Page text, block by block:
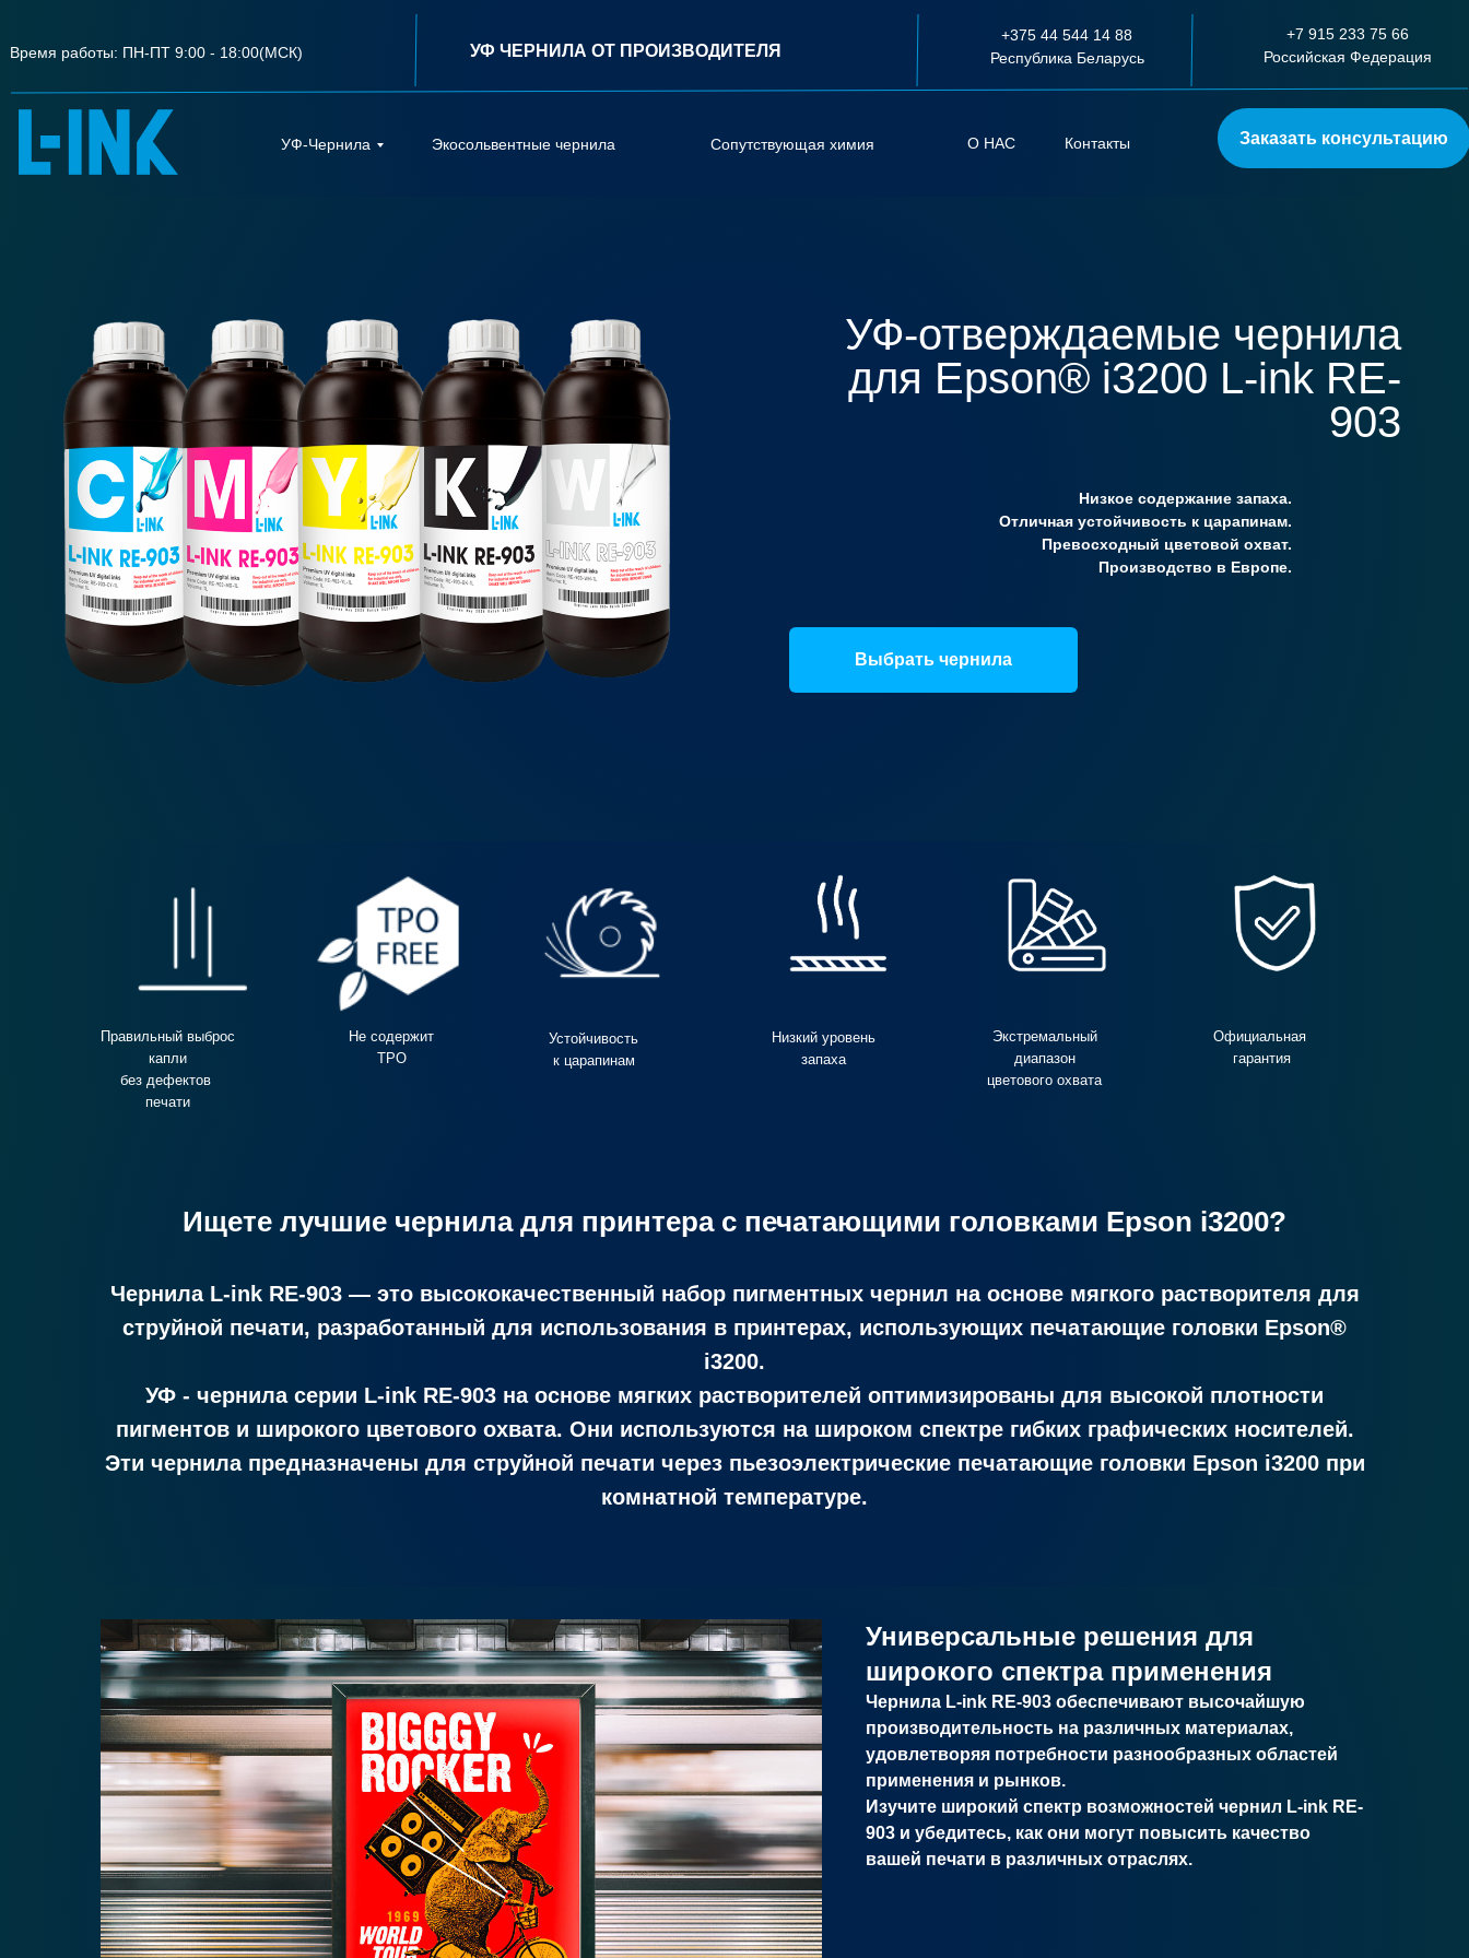
Заказать консультацию
УФ-Чернила Экосольвентные чернила Сопутствующая химия О НАС Контакты
+7 915 233 75 66
Российская Федерация
+375 44 544 14 88
Республика Беларусь
Время работы: ПН-ПТ 9:00 - 18:00(МСК) УФ ЧЕРНИЛА ОТ ПРОИЗВОДИТЕЛЯ
УФ-отверждаемые чернила
для Epson® i3200 L-ink RE-
903
Низкое содержание запаха.
Отличная устойчивость к царапинам.
Превосходный цветовой охват.
Производство в Европе.
Выбрать чернила
Устойчивость
к царапинам
Не содержит
TPO
Правильный выброс
капли
без дефектов
печати
Низкий уровень
запаха
Экстремальный
диапазон
цветового охвата
Официальная
гарантия
Ищете лучшие чернила для принтера с печатающими головками Epson i3200?
Чернила L-ink RE-903— это высококачественный набор пигментных чернил на основе мягкого растворителя для
струйной печати, разработанный для использования в принтерах, использующих печатающие головки Epson®
i3200.
УФ - чернила серии L-ink RE-903 на основе мягких растворителей оптимизированы для высокой плотности
пигментов и широкого цветового охвата. Они используются на широком спектре гибких графических носителей.
Эти чернила предназначены для струйной печати через пьезоэлектрические печатающие головки Epson i3200 при
комнатной температуре.
Универсальные решения для
широкого спектра применения
Чернила L-ink RE-903 обеспечивают высочайшую
производительность на различных материалах,
удовлетворяя потребности разнообразных областей
применения и рынков.
Изучите широкий спектр возможностей чернил L-ink RE-
903 и убедитесь, как они могут повысить качество
вашей печати в различных отраслях.